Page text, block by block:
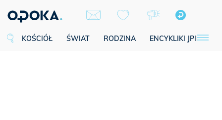
KOŚCIÓŁ ŚWIAT RODZINA ENCYKLIKI JPII